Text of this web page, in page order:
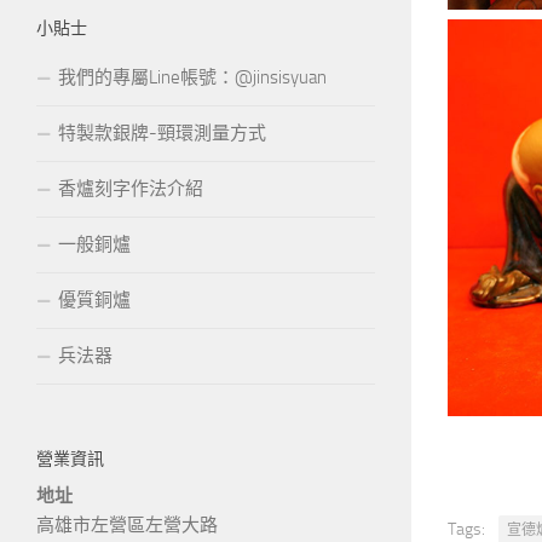
Tags: 宣德
小貼士
我們的專屬Line帳號：@jinsisyuan
特製款銀牌-頸環測量方式
香爐刻字作法介紹
一般銅爐
優質銅爐
兵法器
營業資訊
地址
高雄市左營區左營大路